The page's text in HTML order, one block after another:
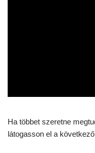
Ha többet szeretne
látogasson el a